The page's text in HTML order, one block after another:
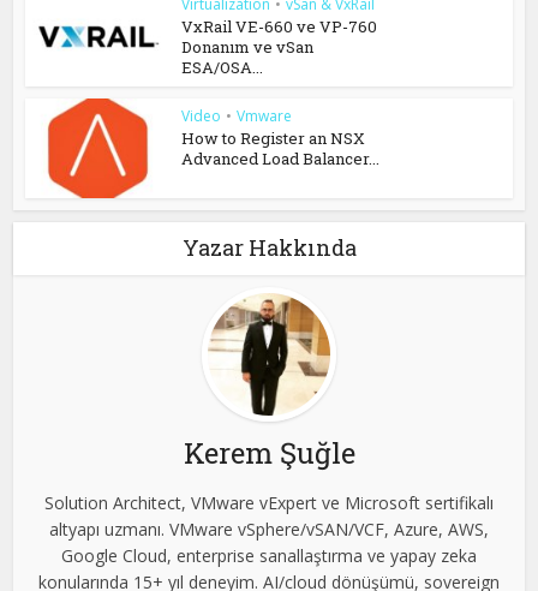
Virtualization • vSan & VxRail
VxRail VE-660 ve VP-760
Donanım ve vSan
ESA/OSA...
Video • Vmware
How to Register an NSX
Advanced Load Balancer...
Yazar Hakkında
Kerem Şuğle
Solution Architect, VMware vExpert ve Microsoft sertifikalı
altyapı uzmanı. VMware vSphere/vSAN/VCF, Azure, AWS,
Google Cloud, enterprise sanallaştırma ve yapay zeka
konularında 15+ yıl deneyim. AI/cloud dönüşümü, sovereign